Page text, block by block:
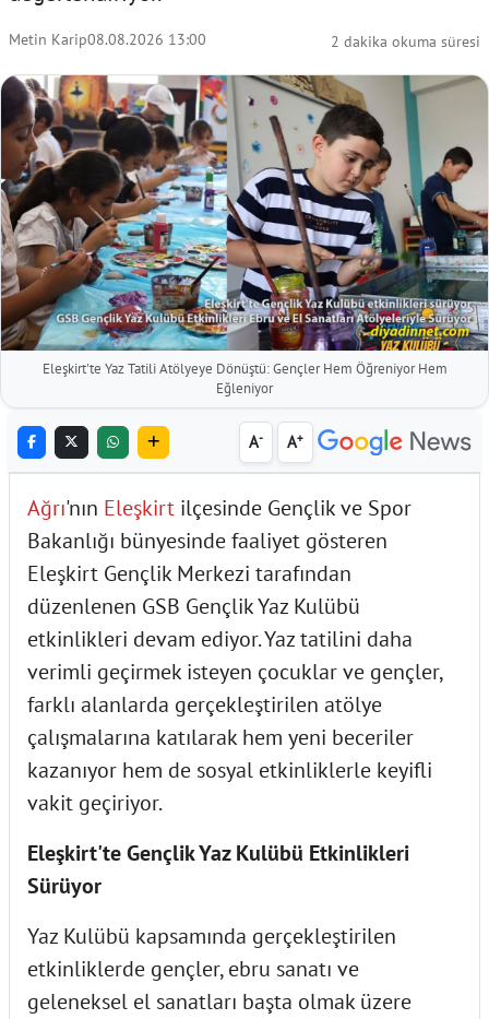
Metin Karip08.08.2026 13:00 2 dakika okuma süresi
Eleşkirt'te Yaz Tatili Atölyeye Dönüştü: Gençler Hem Öğreniyor Hem
Eğleniyor
A- A+
Ağrı'nın Eleşkirt ilçesinde Gençlik ve Spor
Bakanlığı bünyesinde faaliyet gösteren
Eleşkirt Gençlik Merkezi tarafından
düzenlenen GSB Gençlik Yaz Kulübü
etkinlikleri devam ediyor. Yaz tatilini daha
verimli geçirmek isteyen çocuklar ve gençler,
farklı alanlarda gerçekleştirilen atölye
çalışmalarına katılarak hem yeni beceriler
kazanıyor hem de sosyal etkinliklerle keyifli
vakit geçiriyor.
Eleşkirt'te Gençlik Yaz Kulübü Etkinlikleri
Sürüyor
Yaz Kulübü kapsamında gerçekleştirilen
etkinliklerde gençler, ebru sanatı ve
geleneksel el sanatları başta olmak üzere